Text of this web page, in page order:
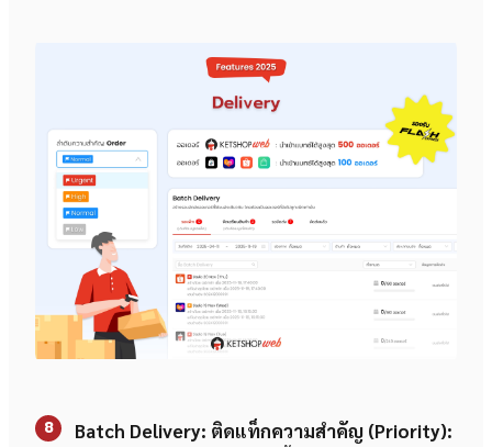
8
Batch Delivery: ติดแท็กความสำคัญ (Priority):